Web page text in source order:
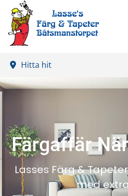
Hitta hit
Färgaffär
Lasses Färg &
med